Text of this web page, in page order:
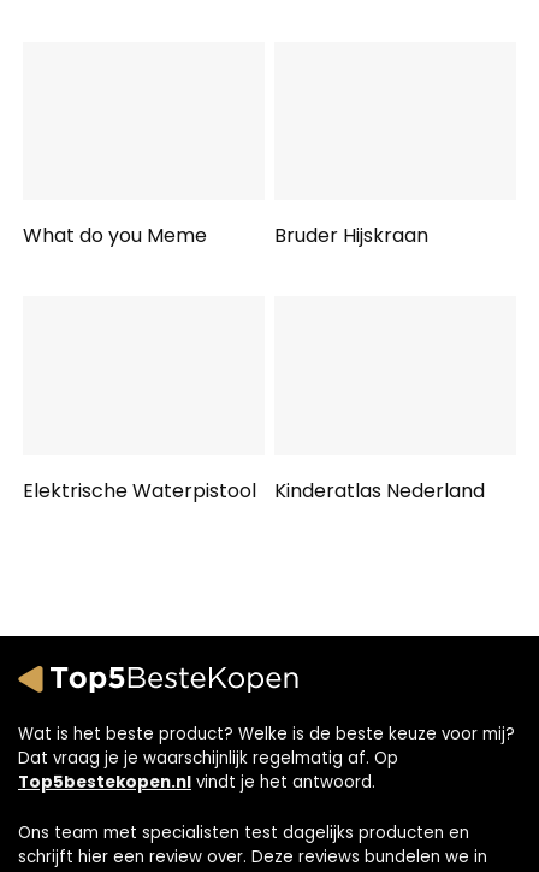
What do you Meme Bruder Hijskraan
Elektrische Waterpistool Kinderatlas Nederland
Wat is het beste product? Welke is de beste keuze voor mij?
Dat vraag je je waarschijnlijk regelmatig af. Op
Top5bestekopen.nl vindt je het antwoord.
Ons team met specialisten test dagelijks producten en
schrijft hier een review over. Deze reviews bundelen we in